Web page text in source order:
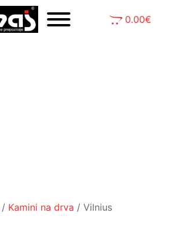
0.00€
/ Kamini na drva / Vilnius